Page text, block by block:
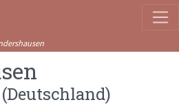
(Deutschland)